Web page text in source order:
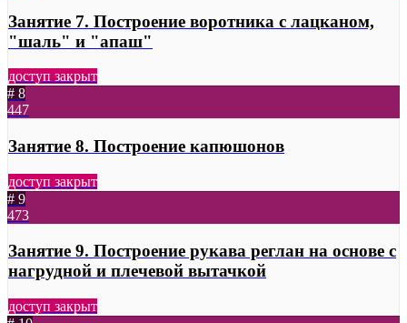
Занятие 7. Построение воротника с лацканом,
"шаль" и "апаш"
доступ закрыт
# 8
447
Занятие 8. Построение капюшонов
доступ закрыт
# 9
473
Занятие 9. Построение рукава реглан на основе с
нагрудной и плечевой вытачкой
доступ закрыт